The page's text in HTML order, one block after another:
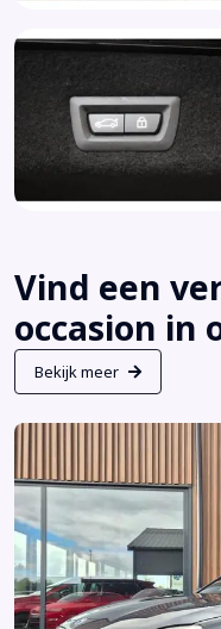
Vind een
occasion in
Bekijk meer